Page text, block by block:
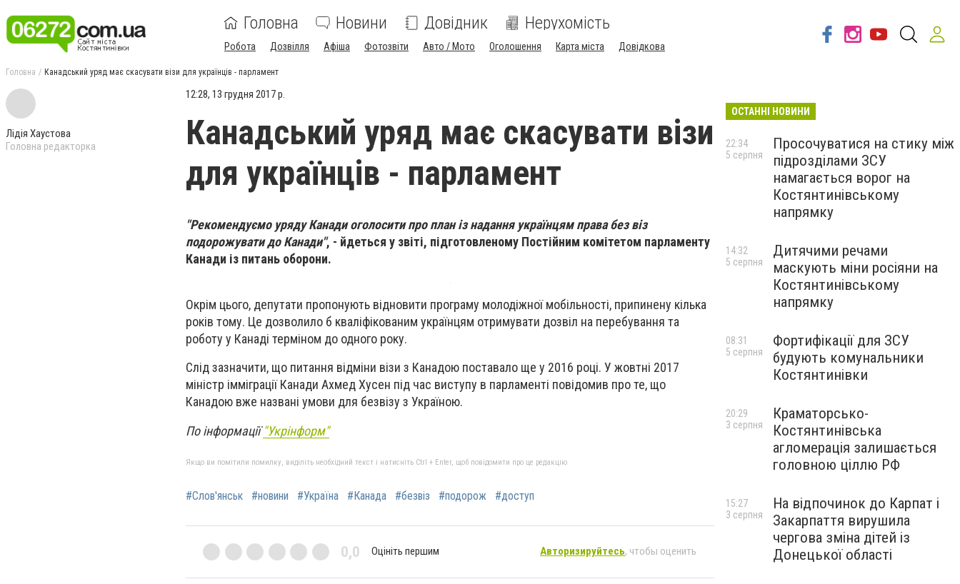
Головна Новини Довідник Нерухомість
Робота Дозвілля Афіша Фотозвіти Авто / Мото Оголошення Карта міста Довідкова
Головна Канадський уряд має скасувати візи для українців - парламент
Лідія Хаустова
Головна редакторка
12:28, 13 грудня 2017 р.
Канадський уряд має скасувати візи
для українців - парламент
"Рекомендуємо уряду Канади оголосити про план із надання українцям права без віз
подорожувати до Канади", - йдеться у звіті, підготовленому Постійним комітетом парламенту
Канади із питань оборони.
Окрім цього, депутати пропонують відновити програму молодіжної мобільності, припинену кілька
років тому. Це дозволило б кваліфікованим українцям отримувати дозвіл на перебування та
роботу у Канаді терміном до одного року.
Слід зазначити, що питання відміни візи з Канадою поставало ще у 2016 році. У жовтні 2017
міністр імміграції Канади Ахмед Хусен під час виступу в парламенті повідомив про те, що
Канадою вже названі умови для безвізу з Україною.
По інформації"Укрінформ"
Якщо ви помітили помилку, виділіть необхідний текст і натисніть Ctrl + Enter, щоб повідомити про це редакцію
#Слов'янськ #новини #Україна #Канада #безвіз #подорож #доступ
0,0 Оцініть першим Авторизируйтесь, чтобы оценить
ОСТАННІ НОВИНИ
Просочуватися на стику між
підрозділами ЗСУ
намагається ворог на
Костянтинівському
напрямку
22:34
5 серпня
Дитячими речами
маскують міни росіяни на
Костянтинівському
напрямку
14:32
5 серпня
Фортифікації для ЗСУ
будують комунальники
Костянтинівки
08:31
5 серпня
Краматорсько-
Костянтинівська
агломерація залишається
головною ціллю РФ
20:29
3 серпня
На відпочинок до Карпат і
Закарпаття вирушила
чергова зміна дітей із
Донецької області
15:27
3 серпня